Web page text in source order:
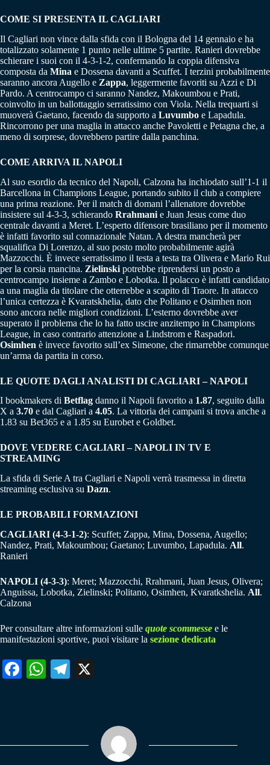
COME SI PRESENTA IL CAGLIARI
Il Cagliari non vince dalla sfida con il Bologna del 14 gennaio e ha
totalizzato solamente 1 punto nelle ultime 5 partite. Ranieri dovrebbe
schierare i suoi con il 4-3-1-2, confermando la coppia difensiva
composta da Mina e Dossena davanti a Scuffet. I terzini probabilmente
saranno ancora Augello e Zappa, leggermente favoriti su Azzi e Di
Pardo. A centrocampo ci saranno Nandez, Makoumbou e Prati,
coinvolto in un ballottaggio serratissimo con Viola. Nella trequarti si
muoverà Gaetano, facendo da supporto a Luvumbo e Lapadula.
Rincorrono per una maglia in attacco anche Pavoletti e Petagna che, a
meno di sorprese, dovrebbero partire dalla panchina.
COME ARRIVA IL NAPOLI
Al suo esordio da tecnico del Napoli, Calzona ha inchiodato sull’1-1 il
Barcellona in Champions League, portando subito il club a compiere
una prima reazione. Per il match di domani l’allenatore dovrebbe
insistere sul 4-3-3, schierando Rrahmani e Juan Jesus come duo
centrale davanti a Meret. L’esperto difensore brasiliano per il momento
è infatti favorito sul connazionale Natan. A destra mancherà per
squalifica Di Lorenzo, al suo posto molto probabilmente agirà
Mazzocchi. È invece serratissimo il testa a testa tra Olivera e Mario Rui
per la corsia mancina. Zielinski potrebbe riprendersi un posto a
centrocampo insieme a Zambo e Lobotka. Il polacco è infatti candidato
a una maglia da titolare che otterrebbe a scapito di Traore. In attacco
l’unica certezza è Kvaratskhelia, dato che Politano e Osimhen non
sono ancora nelle migliori condizioni. L’esterno dovrebbe aver
superato il problema che lo ha fatto uscire anzitempo in Champions
League, in caso contrario attenzione a Lindstrom e Raspadori.
Osimhen è invece favorito sull’ex Simeone, che rimarrebbe comunque
un’arma da partita in corso.
LE QUOTE DAGLI ANALISTI DI CAGLIARI – NAPOLI
I bookmakers di Betflag danno il Napoli favorito a 1.87, seguito dalla
X a 3.70 e dal Cagliari a 4.05. La vittoria dei campani si trova anche a
1.83 su Bet365 e a 1.85 su Eurobet e Goldbet.
DOVE VEDERE CAGLIARI – NAPOLI IN TV E
STREAMING
La sfida di Serie A tra Cagliari e Napoli verrà trasmessa in diretta
streaming esclusiva su Dazn.
LE PROBABILI FORMAZIONI
CAGLIARI (4-3-1-2): Scuffet; Zappa, Mina, Dossena, Augello;
Nandez, Prati, Makoumbou; Gaetano; Luvumbo, Lapadula. All.
Ranieri
NAPOLI (4-3-3): Meret; Mazzocchi, Rrahmani, Juan Jesus, Olivera;
Anguissa, Lobotka, Zielinski; Politano, Osimhen, Kvaratkshelia. All.
Calzona
Per consultare altre informazioni sulle quote scommesse e le
manifestazioni sportive, puoi visitare la sezione dedicata
Fa W
pp
Te
m